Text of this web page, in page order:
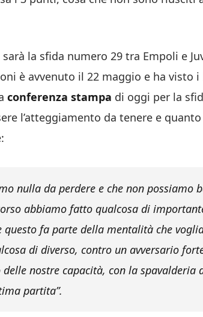
la sfida numero 29 tra Empoli e
è avvenuto il 22 maggio e ha visto
conferenza stampa di oggi per la
l’atteggiamento da tenere e
nulla da perdere e che non possiamo
abbiamo fatto qualcosa di
fa parte della mentalità che
di diverso, contro un avversario
nostre capacità, con la spavalderia
partita”.